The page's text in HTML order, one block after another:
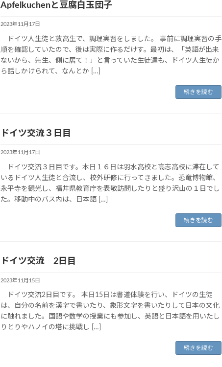
Apfelkuchenと豆腐白玉団子
2023年11月17日
ドイツ人生徒と敦高生で、調理実習をしました。 事前に調理実習の手
順を確認していたので、後は実際に作るだけす。最初は、「英語が出来
ないから、先生、側に居て！」と言っていた生徒達も、ドイツ人生徒か
ら話しかけられて、なんとか […]
続きを読む
ドイツ交流３日目
2023年11月17日
ドイツ交流３日目です。本日１６日は羽水高校と高志高校に滞在して
いるドイツ人生徒と合流し、校外研修に行ってきました。恐竜博物館、
永平寺を観光し、福井県教育庁を表敬訪問したりと盛り沢山の１日でし
た。移動中のバス内は、日本語 […]
続きを読む
ドイツ交流 2日目
2023年11月15日
ドイツ交流2日目です。 本日15日は書道体験を行い、ドイツの生徒
は、自分の名前を漢字で書いたり、象形文字を書いたりして日本の文化
に触れました。国語や数学の授業にも参加し、英語と日本語を用いたし
りとりやハノイの塔に挑戦し […]
続きを読む